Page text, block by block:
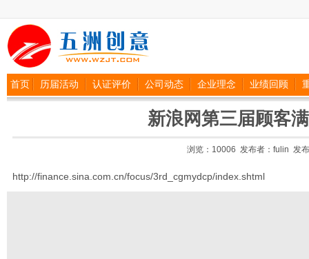
首页 历届活动 认证评价 公司动态 企业理念 业绩回顾
新浪网第三届顾客
浏览：10006 发布者：fulin 发
http://finance.sina.com.cn/focus/3rd_cgmydcp/index.shtml